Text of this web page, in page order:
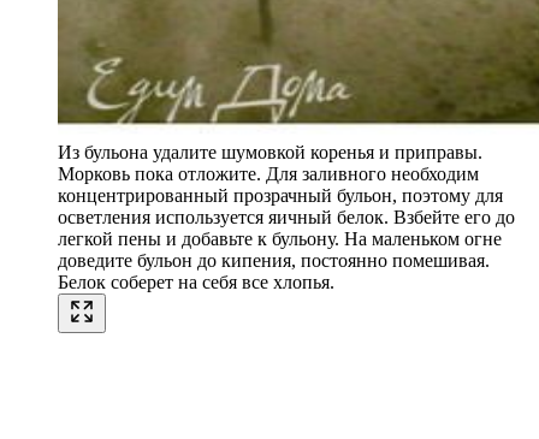
Из бульона удалите шумовкой коренья и приправы.
Морковь пока отложите. Для заливного необходим
концентрированный прозрачный бульон, поэтому для
осветления используется яичный белок. Взбейте его до
легкой пены и добавьте к бульону. На маленьком огне
доведите бульон до кипения, постоянно помешивая.
Белок соберет на себя все хлопья.